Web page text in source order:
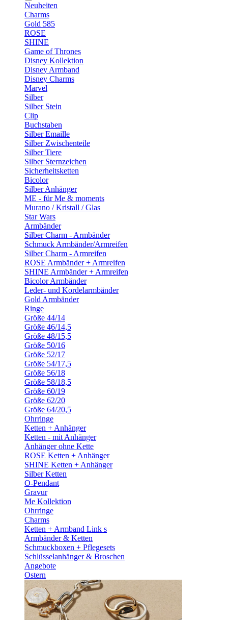
Neuheiten
Charms
Gold 585
ROSE
SHINE
Game of Thrones
Disney Kollektion
Disney Armband
Disney Charms
Marvel
Silber
Silber Stein
Clip
Buchstaben
Silber Emaille
Silber Zwischenteile
Silber Tiere
Silber Sternzeichen
Sicherheitsketten
Bicolor
Silber Anhänger
ME - für Me & moments
Murano / Kristall / Glas
Star Wars
Armbänder
Silber Charm - Armbänder
Schmuck Armbänder/Armreifen
Silber Charm - Armreifen
ROSE Armbänder + Armreifen
SHINE Armbänder + Armreifen
Bicolor Armbänder
Leder- und Kordelarmbänder
Gold Armbänder
Ringe
Größe 44/14
Größe 46/14,5
Größe 48/15,5
Größe 50/16
Größe 52/17
Größe 54/17,5
Größe 56/18
Größe 58/18,5
Größe 60/19
Größe 62/20
Größe 64/20,5
Ohrringe
Ketten + Anhänger
Ketten - mit Anhänger
Anhänger ohne Kette
ROSE Ketten + Anhänger
SHINE Ketten + Anhänger
Silber Ketten
O-Pendant
Gravur
Me Kollektion
Ohrringe
Charms
Ketten + Armband Link s
Armbänder & Ketten
Schmuckboxen + Pflegesets
Schlüsselanhänger & Broschen
Angebote
Ostern